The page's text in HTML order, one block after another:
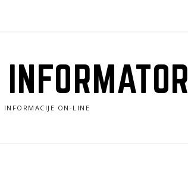
INFORMACIJE ON-LINE